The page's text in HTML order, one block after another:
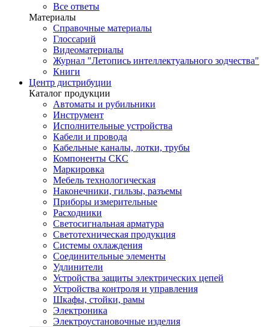
Все ответы
Материалы
Справочные материалы
Глоссарий
Видеоматериалы
Журнал "Летопись интеллектуального зодчества"
Книги
Центр дистрибуции
Каталог продукции
Автоматы и рубильники
Инструмент
Исполнительные устройства
Кабели и провода
Кабельные каналы, лотки, трубы
Компоненты СКС
Маркировка
Мебель технологическая
Наконечники, гильзы, разъемы
Приборы измерительные
Расходники
Светосигнальная арматура
Светотехническая продукция
Системы охлаждения
Соединительные элементы
Удлинители
Устройства защиты электрических цепей
Устройства контроля и управления
Шкафы, стойки, рамы
Электроника
Электроустановочные изделия